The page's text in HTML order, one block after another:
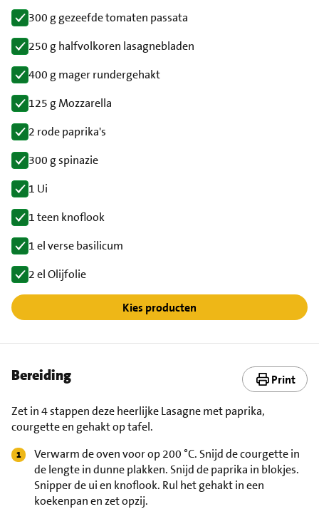
300 g gezeefde tomaten passata
250 g halfvolkoren lasagnebladen
400 g mager rundergehakt
125 g Mozzarella
2 rode paprika's
300 g spinazie
1 Ui
1 teen knoflook
1 el verse basilicum
2 el Olijfolie
Kies producten
Bereiding Print
Zet in 4 stappen deze heerlijke Lasagne met paprika,
courgette en gehakt op tafel.
Verwarm de oven voor op 200 °C. Snijd de courgette in
de lengte in dunne plakken. Snijd de paprika in blokjes.
Snipper de ui en knoflook. Rul het gehakt in een
koekenpan en zet opzij.